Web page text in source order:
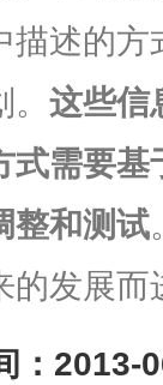
描述的
。这些信
式需要
整和测试
的发展而
：2013-